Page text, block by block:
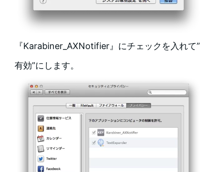
『Karabiner_AXNotifier』にチェックを入れて”
有効”にします。